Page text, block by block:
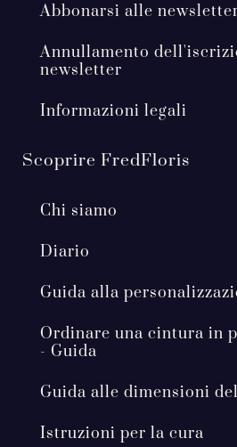
Abbonarsi alle
Annullamento
newsletter
Informazioni legali
Scoprire FredFloris
Chi siamo
Diario
Guida alla
Ordinare una cintura in
- Guida
Guida alle dimensioni
Istruzioni per la cura